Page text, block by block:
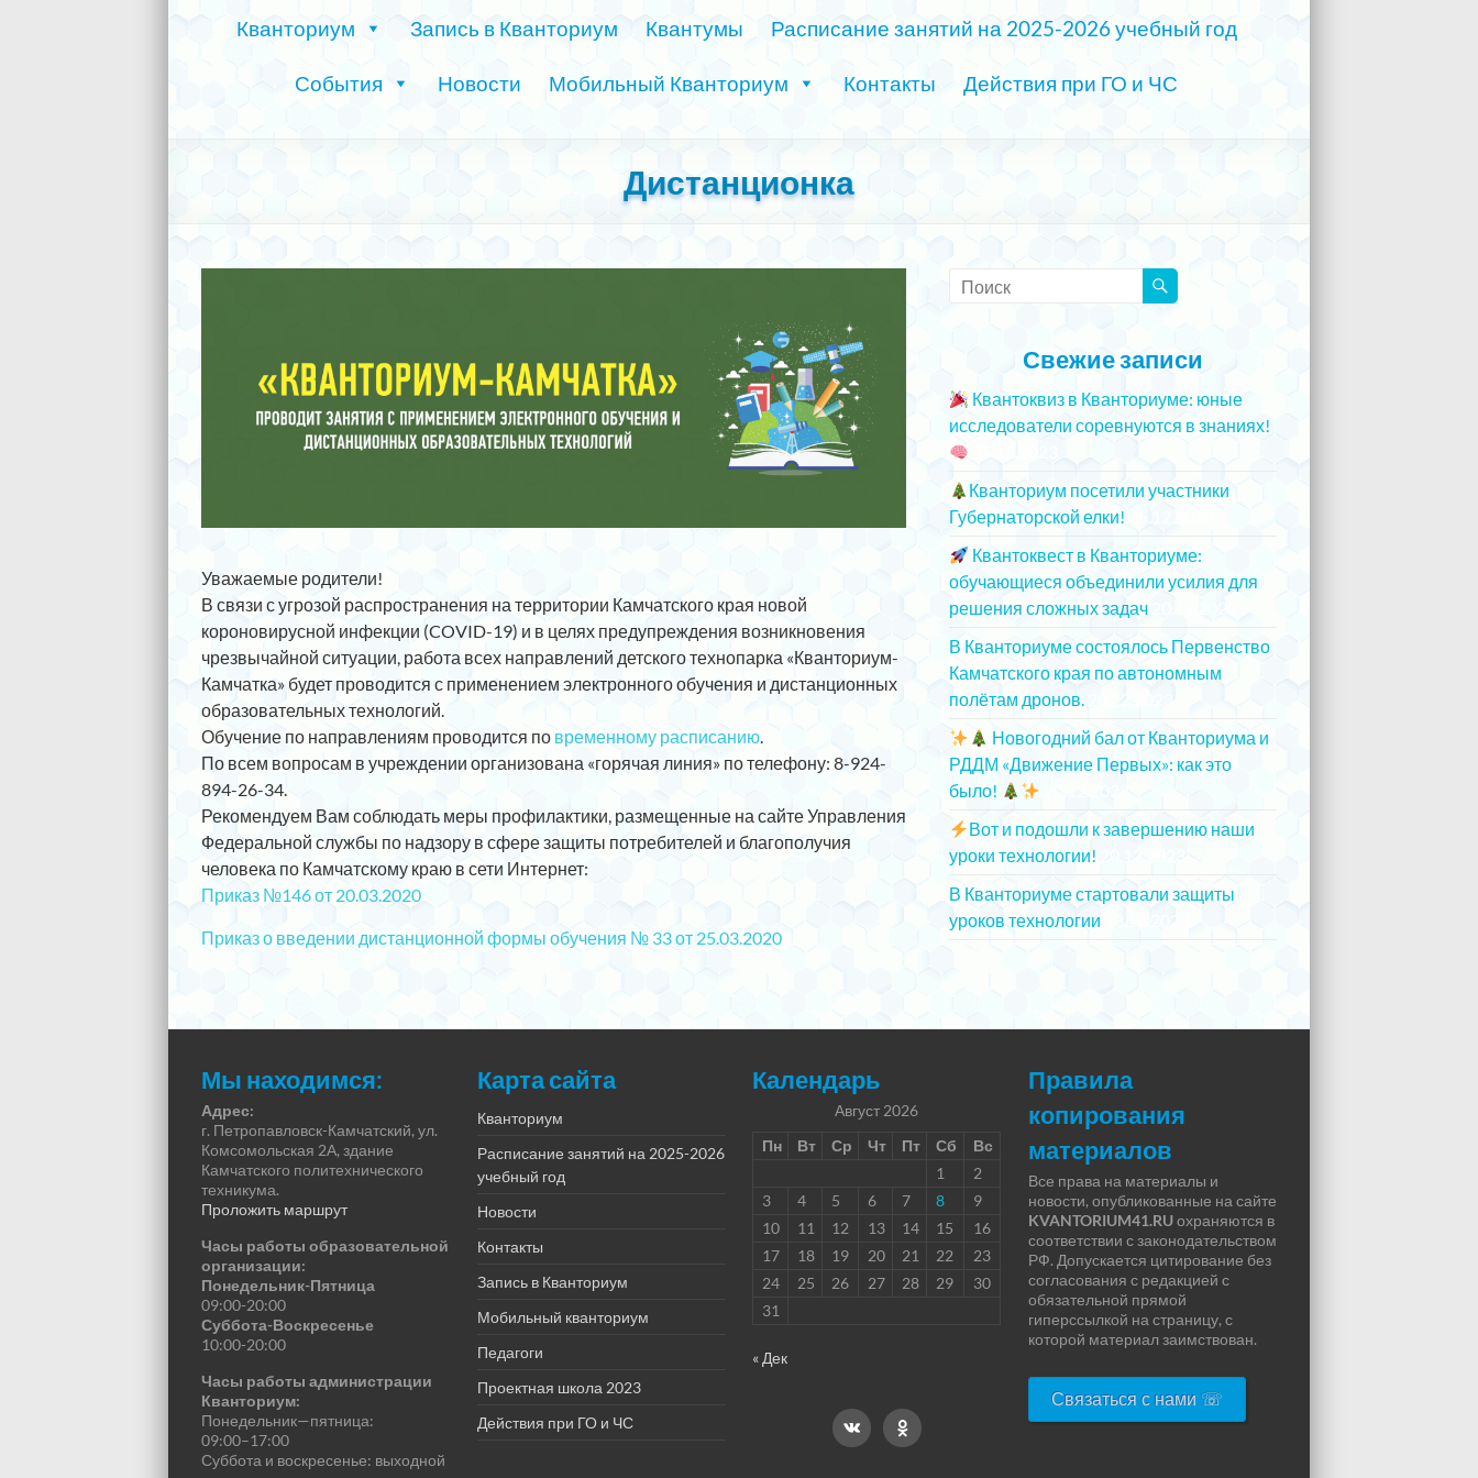
Кванториум Запись в Кванториум Квантумы Расписание занятий на 2025-2026 учебный год
События Новости Мобильный Кванториум Контакты Действия при ГО и ЧС
Дистанционка
Уважаемые родители!
В связи с угрозой распространения на территории Камчатского края новой
короновирусной инфекции (COVID-19) и в целях предупреждения возникновения
чрезвычайной ситуации, работа всех направлений детского технопарка «Кванториум-
Камчатка» будет проводится с применением электронного обучения и дистанционных
образовательных технологий.
Обучение по направлениям проводится по временному расписанию.
По всем вопросам в учреждении организована «горячая линия» по телефону: 8-924-
894-26-34.
Рекомендуем Вам соблюдать меры профилактики, размещенные на сайте Управления
Федеральной службы по надзору в сфере защиты потребителей и благополучия
человека по Камчатскому краю в сети Интернет:
Приказ №146 от 20.03.2020
Приказ о введении дистанционной формы обучения № 33 от 25.03.2020
Свежие записи
Квантоквиз в Кванториуме: юные
исследователи соревнуются в знаниях!
Кванториум посетили участники
Губернаторской елки!
Квантоквест в Кванториуме:
обучающиеся объединили усилия для
решения сложных задач
В Кванториуме состоялось Первенство
Камчатского края по автономным
полётам дронов.
Новогодний бал от Кванториума и
РДДМ «Движение Первых»: как это
было!
Вот и подошли к завершению наши
уроки технологии!
В Кванториуме стартовали защиты
уроков технологии
Мы находимся:
Адрес:
г. Петропавловск-Камчатский, ул.
Комсомольская 2А, здание
Камчатского политехнического
техникума.
Проложить маршрут
Часы работы образовательной
организации:
Понедельник-Пятница
09:00-20:00
Суббота-Воскресенье
10:00-20:00
Часы работы администрации
Кванториум:
Понедельник—пятница:
09:00–17:00
Суббота и воскресенье: выходной
Карта сайта
Кванториум
Расписание занятий на 2025-2026
учебный год
Новости
Контакты
Запись в Кванториум
Мобильный кванториум
Педагоги
Проектная школа 2023
Действия при ГО и ЧС
Календарь
Август 2026
Пн
Вт Ср Чт Пт Сб
Вс
1
2
3
4 5 6 7 8
9
10
11 12 13 14 15
16
17
18 19 20 21 22
23
24
25 26 27 28 29
30
31
« Дек
Правила
копирования
материалов
Все права на материалы и
новости, опубликованные на сайте
KVANTORIUM41.RUохраняются в
соответствии с законодательством
РФ. Допускается цитирование без
согласования с редакцией с
обязательной прямой
гиперссылкой на страницу, с
которой материал заимствован.
Связаться с нами ☏